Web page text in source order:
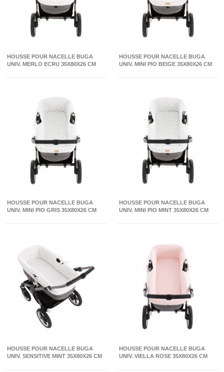
HOUSSE POUR NACELLE BUGA
UNIV. MERLO ECRU 35X80X26 CM
HOUSSE POUR NACELLE BUGA
UNIV. MINI PIO BEIGE 35X80X26 CM
HOUSSE POUR NACELLE BUGA
UNIV. MINI PIO GRIS 35X80X26 CM
HOUSSE POUR NACELLE BUGA
UNIV. MINI PIO MINT 35X80X26 CM
HOUSSE POUR NACELLE BUGA
UNIV. SENSITIVE MINT 35X80X26 CM
HOUSSE POUR NACELLE BUGA
UNIV. VIELLA ROSE 35X80X26 CM